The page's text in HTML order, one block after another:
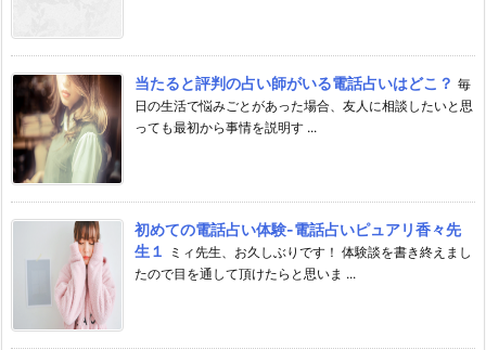
当たると評判の占い師がいる電話占いはどこ？ 毎
日の生活で悩みごとがあった場合、友人に相談したいと思
っても最初から事情を説明す ...
初めての電話占い体験-電話占いピュアリ香々先
生１
ミィ先生、お久しぶりです！ 体験談を書き終えまし
たので目を通して頂けたらと思いま ...